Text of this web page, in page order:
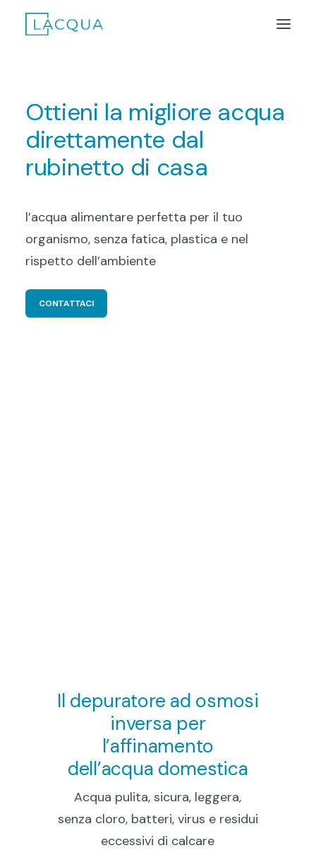
COS’È?
TECNOLOGIA
PERCHÉ AFFINARE L’ACQUA
ACQUISTA
Ottieni la migliore acqua
direttamente dal
rubinetto di casa
l’acqua alimentare perfetta per il tuo
organismo, senza fatica, plastica e nel
rispetto dell’ambiente
CONTATTACI
Il depuratore ad osmosi
inversa per
l’affinamento
dell’acqua domestica
Acqua pulita, sicura, leggera,
senza cloro, batteri, virus e residui
eccessivi di calcare